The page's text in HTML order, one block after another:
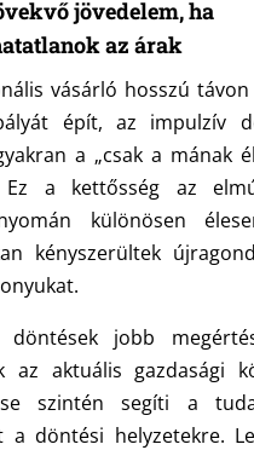
jövedelem, ha
az árak
vásárló hosszú
épít, az impulzív
a „csak a mának
Ez a kettősség az
különösen
kényszerültek
jobb
az aktuális gazdasági
szintén segíti a
a döntési helyzetekre.